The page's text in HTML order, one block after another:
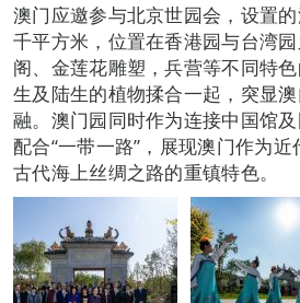
澳门应邀参与北京世园会，设置
千平方米，位置在香港园与台湾
阁、金莲花雕塑，兵营等不同特
生及陆生的植物揉合一起，突显
融。澳门园同时作为连接中国馆
配合“一带一路”，展现澳门作为
古代海上丝绸之路的重镇特色。